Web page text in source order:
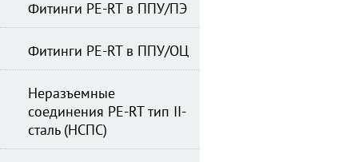
Фитинги PE-RT в ППУ/ПЭ
Фитинги PE-RT в ППУ/ОЦ
Неразъемные
соединения PE-RT тип II-
сталь (НСПС)